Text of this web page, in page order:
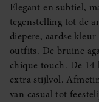
Elegant en subtiel,
tegenstelling tot de
diepere, aardse
outfits. De bruine
chique touch. De 14
extra stijlvol.
van casual tot